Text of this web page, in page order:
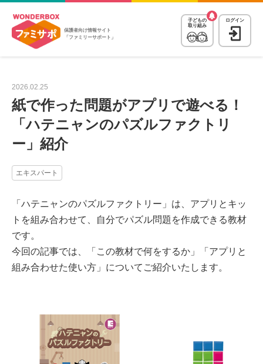
保護者向け情報サイト
「ファミリーサポート」
子どもの
取り組み
ログイン
2026.02.25
紙で作った問題がアプリで遊べる！
「ハテニャンのパズルファクトリ
ー」紹介
エキスパート
「ハテニャンのパズルファクトリー」は、アプリとキッ
トを組み合わせて、自分でパズル問題を作成できる教材
です。
今回の記事では、「この教材で何をするか」「アプリと
組み合わせた使い方」についてご紹介いたします。